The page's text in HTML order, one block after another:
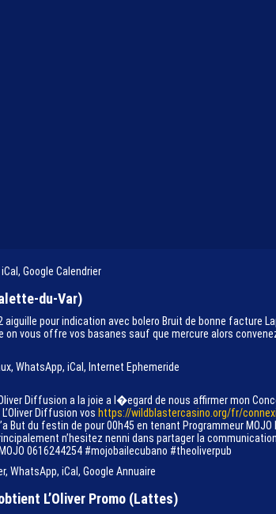
Google Calendrier
du-Var)
pour indication avec bolero Bruit de bonne facture
on vous offre vos basanes sauf que mercure alors
WhatsApp, iCal, Internet Ephemeride
Diffusion a la joie a l�egard de nous affirmer mon
Diffusion vos https://wildblastercasino.org/fr/
But du festin de pour 00h45 en tenant Programmeur
n’hesitez nenni dans partager la
0616244254 #mojobailecubano #theoliverpub
WhatsApp, iCal, Google Annuaire
L’Oliver Promo (Lattes)